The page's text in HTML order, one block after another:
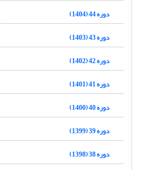
دوره 44 (1404)
دوره 43 (1403)
دوره 42 (1402)
دوره 41 (1401)
دوره 40 (1400)
دوره 39 (1399)
دوره 38 (1398)